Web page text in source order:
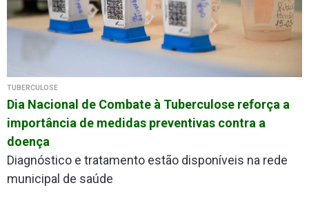
TUBERCULOSE
Dia Nacional de Combate à Tuberculose reforça a
importância de medidas preventivas contra a
doença
Diagnóstico e tratamento estão disponíveis na rede
municipal de saúde